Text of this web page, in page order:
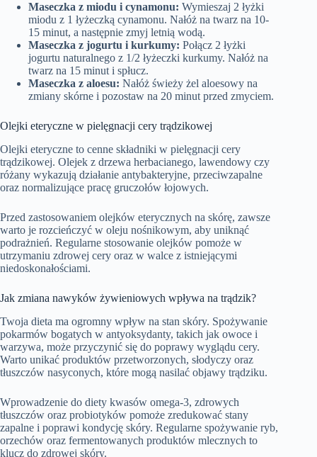
Maseczka z miodu i cynamonu: Wymieszaj 2 łyżki
miodu z 1 łyżeczką cynamonu. Nałóż na twarz na 10-
15 minut, a następnie zmyj letnią wodą.
Maseczka z jogurtu i kurkumy: Połącz 2 łyżki
jogurtu naturalnego z 1/2 łyżeczki kurkumy. Nałóż na
twarz na 15 minut i spłucz.
Maseczka z aloesu: Nałóż świeży żel aloesowy na
zmiany skórne i pozostaw na 20 minut przed zmyciem.
Olejki eteryczne w pielęgnacji cery trądzikowej
Olejki eteryczne to cenne składniki w pielęgnacji cery
trądzikowej. Olejek z drzewa herbacianego, lawendowy czy
różany wykazują działanie antybakteryjne, przeciwzapalne
oraz normalizujące pracę gruczołów łojowych.
Przed zastosowaniem olejków eterycznych na skórę, zawsze
warto je rozcieńczyć w oleju nośnikowym, aby uniknąć
podrażnień. Regularne stosowanie olejków pomoże w
utrzymaniu zdrowej cery oraz w walce z istniejącymi
niedoskonałościami.
Jak zmiana nawyków żywieniowych wpływa na trądzik?
Twoja dieta ma ogromny wpływ na stan skóry. Spożywanie
pokarmów bogatych w antyoksydanty, takich jak owoce i
warzywa, może przyczynić się do poprawy wyglądu cery.
Warto unikać produktów przetworzonych, słodyczy oraz
tłuszczów nasyconych, które mogą nasilać objawy trądziku.
Wprowadzenie do diety kwasów omega-3, zdrowych
tłuszczów oraz probiotyków pomoże zredukować stany
zapalne i poprawi kondycję skóry. Regularne spożywanie ryb,
orzechów oraz fermentowanych produktów mlecznych to
klucz do zdrowej skóry.